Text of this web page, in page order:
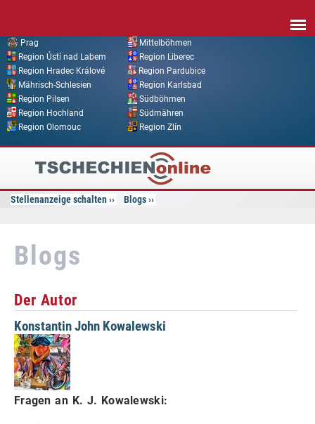
Prag
Mittelböhmen
Region Ústí nad Labem
Region Liberec
Region Hradec Králové
Region Pardubice
Mährisch-Schlesien
Region Karlsbad
Region Pilsen
Südböhmen
Region Hochland
Südmähren
Region Olomouc
Region Zlín
Tschechien
Online
Stellenanzeige schalten Blogs
Blogs
Der Autor
Konstantin John Kowalewski
Fragen an K. J. Kowalewski: